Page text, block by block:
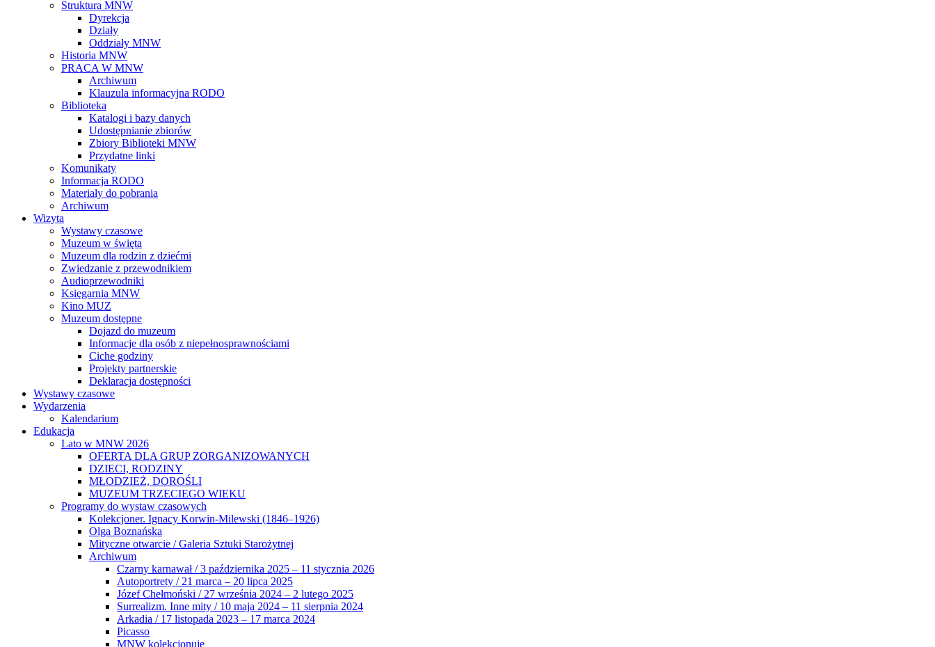
Struktura MNW
Dyrekcja
Działy
Oddziały MNW
Historia MNW
PRACA W MNW
Archiwum
Klauzula informacyjna RODO
Biblioteka
Katalogi i bazy danych
Udostępnianie zbiorów
Zbiory Biblioteki MNW
Przydatne linki
Komunikaty
Informacja RODO
Materiały do pobrania
Archiwum
Wizyta
Wystawy czasowe
Muzeum w święta
Muzeum dla rodzin z dziećmi
Zwiedzanie z przewodnikiem
Audioprzewodniki
Księgarnia MNW
Kino MUZ
Muzeum dostępne
Dojazd do muzeum
Informacje dla osób z niepełnosprawnościami
Ciche godziny
Projekty partnerskie
Deklaracja dostępności
Wystawy czasowe
Wydarzenia
Kalendarium
Edukacja
Lato w MNW 2026
OFERTA DLA GRUP ZORGANIZOWANYCH
DZIECI, RODZINY
MŁODZIEŻ, DOROŚLI
MUZEUM TRZECIEGO WIEKU
Programy do wystaw czasowych
Kolekcjoner. Ignacy Korwin-Milewski (1846–1926)
Olga Boznańska
Mityczne otwarcie / Galeria Sztuki Starożytnej
Archiwum
Czarny karnawał / 3 października 2025 – 11 stycznia 2026
Autoportrety / 21 marca – 20 lipca 2025
Józef Chełmoński / 27 września 2024 – 2 lutego 2025
Surrealizm. Inne mity / 10 maja 2024 – 11 sierpnia 2024
Arkadia / 17 listopada 2023 – 17 marca 2024
Picasso
MNW kolekcjonuje